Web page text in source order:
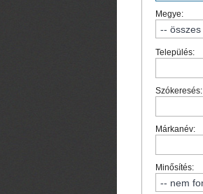
Megye:
Település:
Szókeresés:
Márkanév:
Minősítés: